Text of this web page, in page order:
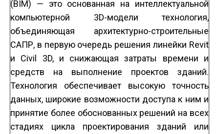
(BIM) — это основанная на интеллектуальной
компьютерной 3D-модели технология,
объединяющая архитектурно-строительные
САПР, в первую очередь решения линейки Revit
и Civil 3D, и снижающая затраты времени и
средств на выполнение проектов зданий.
Технология обеспечивает высокую точность
данных, широкие возможности доступа к ним и
принятие более обоснованных решений на всех
стадиях цикла проектирования зданий или